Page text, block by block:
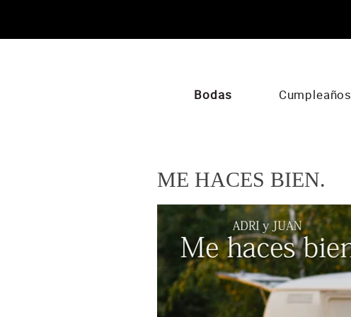
Bodas Cumpleaños
ME HACES BIEN.